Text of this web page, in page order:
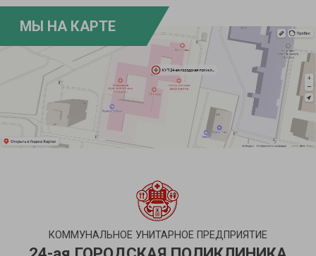
МЫ НА КАРТЕ
КОММУНАЛЬНОЕ УНИТАРНОЕ ПРЕДПРИЯТИЕ